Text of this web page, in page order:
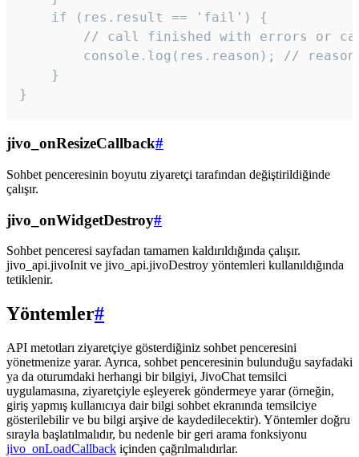
    if (res.result == 'fail') {
// call finished with errors or
console.log(res.reason); //
    }
}
jivo_onResizeCallback#
Sohbet penceresinin boyutu ziyaretçi tarafından değiştirildiğinde
çalışır.
jivo_onWidgetDestroy#
Sohbet penceresi sayfadan tamamen kaldırıldığında çalışır.
jivo_api.jivoInit ve jivo_api.jivoDestroy yöntemleri kullanıldığında
tetiklenir.
Yöntemler#
API metotları ziyaretçiye gösterdiğiniz sohbet penceresini
yönetmenize yarar. Ayrıca, sohbet penceresinin bulunduğu sayfadaki
ya da oturumdaki herhangi bir bilgiyi, JivoChat temsilci
uygulamasına, ziyaretçiyle eşleyerek göndermeye yarar (örneğin,
giriş yapmış kullanıcıya dair bilgi sohbet ekranında temsilciye
gösterilebilir ve bu bilgi arşive de kaydedilecektir). Yöntemler doğru
sırayla başlatılmalıdır, bu nedenle bir geri arama fonksiyonu
jivo_onLoadCallback içinden çağrılmalıdırlar.